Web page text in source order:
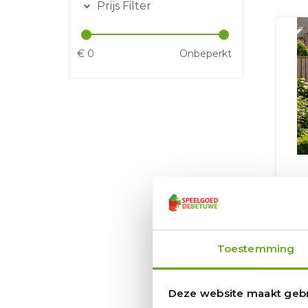
Toestemming
Deze website maakt
Prijs Filter
€ 0 Onbeperkt